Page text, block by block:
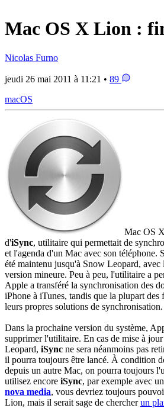
Mac OS X Lion :
Nicolas Furno
jeudi 26 mai 2011 à 11:21 • 89
macOS
Mac OS
d'iSync, utilitaire qui permettait de
et l'agenda d'un Mac avec son téléphone.
été maintenu jusqu'à Snow Leopard,
version mineure. Peu à peu, l'utilitaire a
Apple a transféré la synchronisation des
iPhone à iTunes, tandis que la plupart des
leurs propres solutions de synchronisation.
Dans la prochaine version du système,
supprimer l'utilitaire. En cas de mise à
Leopard, iSync ne sera néanmoins pas
il pourra toujours être lancé. À condition
depuis un autre Mac, on pourra toujours
utilisez encore iSync, par exemple avec
nova media, vous devriez toujours
Lion, mais il serait sage de chercherun